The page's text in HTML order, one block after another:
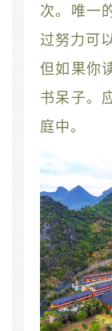
次。唯一
过努力可
但如果你
书呆子。
庭中。